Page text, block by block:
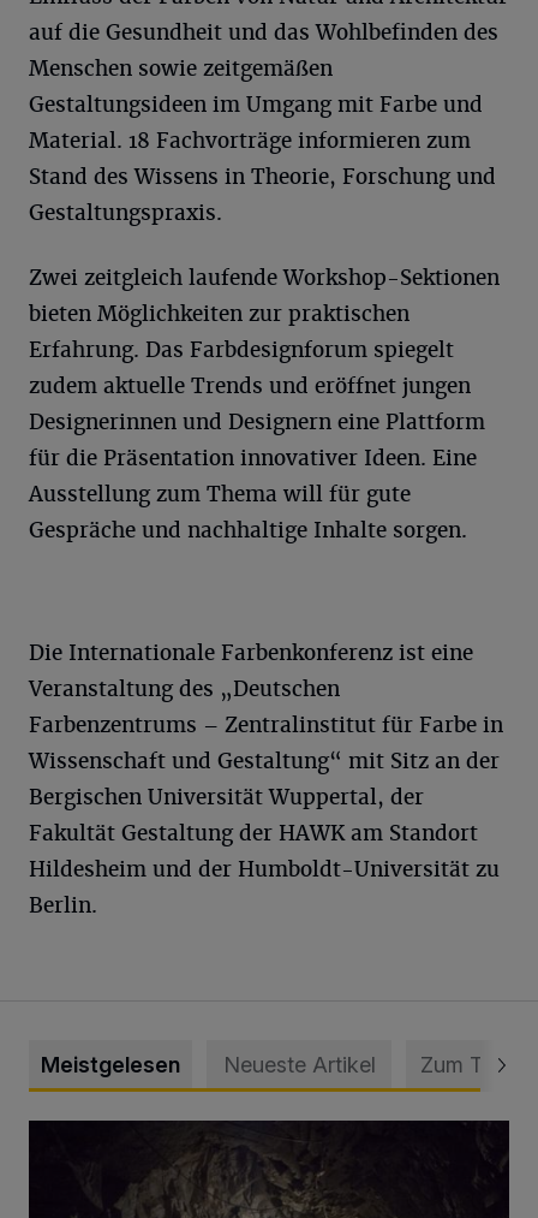
auf die Gesundheit und das Wohlbefinden des
Menschen sowie zeitgemäßen
Gestaltungsideen im Umgang mit Farbe und
Material. 18 Fachvorträge informieren zum
Stand des Wissens in Theorie, Forschung und
Gestaltungspraxis.
Zwei zeitgleich laufende Workshop-Sektionen
bieten Möglichkeiten zur praktischen
Erfahrung. Das Farbdesignforum spiegelt
zudem aktuelle Trends und eröffnet jungen
Designerinnen und Designern eine Plattform
für die Präsentation innovativer Ideen. Eine
Ausstellung zum Thema will für gute
Gespräche und nachhaltige Inhalte sorgen.
Die Internationale Farbenkonferenz ist eine
Veranstaltung des „Deutschen
Farbenzentrums – Zentralinstitut für Farbe in
Wissenschaft und Gestaltung“ mit Sitz an der
Bergischen Universität Wuppertal, der
Fakultät Gestaltung der HAWK am Standort
Hildesheim und der Humboldt-Universität zu
Berlin.
Meistgelesen Neueste Artikel Zum Thema